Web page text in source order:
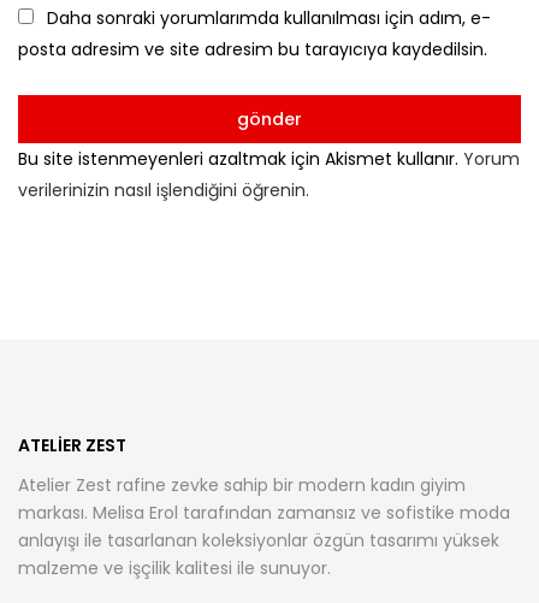
Daha sonraki yorumlarımda kullanılması için adım, e-
posta adresim ve site adresim bu tarayıcıya kaydedilsin.
Bu site istenmeyenleri azaltmak için Akismet kullanır. Yorum
verilerinizin nasıl işlendiğini öğrenin.
ATELIER ZEST
Atelier Zest rafine zevke sahip bir modern kadın giyim
markası. Melisa Erol tarafından zamansız ve sofistike moda
anlayışı ile tasarlanan koleksiyonlar özgün tasarımı yüksek
malzeme ve işçilik kalitesi ile sunuyor.